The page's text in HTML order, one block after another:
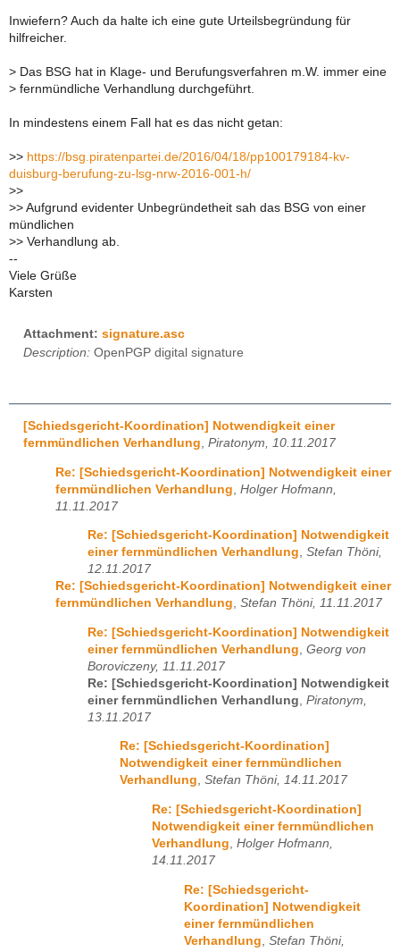
Inwiefern? Auch da halte ich eine gute Urteilsbegründung für
hilfreicher.
> Das BSG hat in Klage- und Berufungsverfahren m.W. immer eine
> fernmündliche Verhandlung durchgeführt.
In mindestens einem Fall hat es das nicht getan:
>> https://bsg.piratenpartei.de/2016/04/18/pp100179184-kv-
duisburg-berufung-zu-lsg-nrw-2016-001-h/
>>
>> Aufgrund evidenter Unbegründetheit sah das BSG von einer
mündlichen
>> Verhandlung ab.
--
Viele Grüße
Karsten
Attachment: signature.asc
Description: OpenPGP digital signature
[Schiedsgericht-Koordination] Notwendigkeit einer
fernmündlichen Verhandlung, Piratonym, 10.11.2017
Re: [Schiedsgericht-Koordination] Notwendigkeit einer
fernmündlichen Verhandlung Holger Hofmann,
11.11.2017
Re: [Schiedsgericht-Koordination] Notwendigkeit
einer fernmündlichen Verhandlung, Stefan Thöni,
12.11.2017
Re: [Schiedsgericht-Koordination] Notwendigkeit einer
fernmündlichen Verhandlung, Stefan Thöni, 11.11.2017
Re: [Schiedsgericht-Koordination] Notwendigkeit
einer fernmündlichen Verhandlung Georg von
Boroviczeny, 11.11.2017
Re: [Schiedsgericht-Koordination] Notwendigkeit
einer fernmündlichen Verhandlung Piratonym,
13.11.2017
Re: [Schiedsgericht-Koordination]
Notwendigkeit einer fernmündlichen
Verhandlung, Stefan Thöni, 14.11.2017
Re: [Schiedsgericht-Koordination]
Notwendigkeit einer fernmündlichen
Verhandlung Holger Hofmann,
14.11.2017
Re: [Schiedsgericht-
Koordination] Notwendigkeit
einer fernmündlichen
Verhandlung Stefan Thöni,